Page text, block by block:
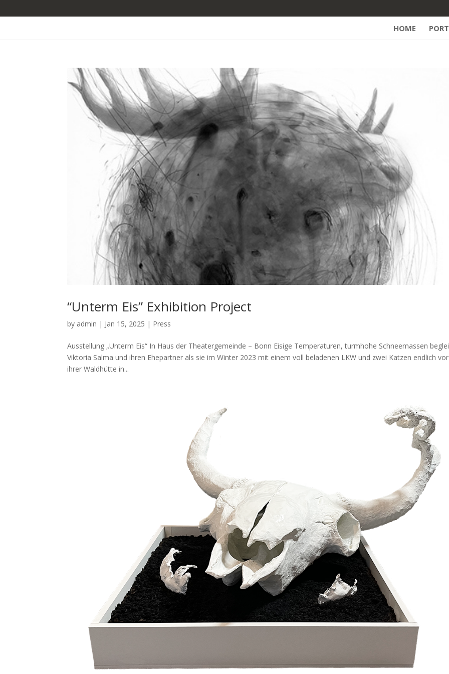
HOME
“Unterm Eis” Exhibition Project
by admin | Jan 15, 2025 | Press
Ausstellung „Unterm Eis“ In Haus der Theatergemeinde – Bonn Eisige Temperaturen, turmhohe Schneemassen
Viktoria Salma und ihren Ehepartner als sie im Winter 2023 mit einem voll beladenen LKW und zwei Katzen endlich vor
ihrer Waldhütte in...